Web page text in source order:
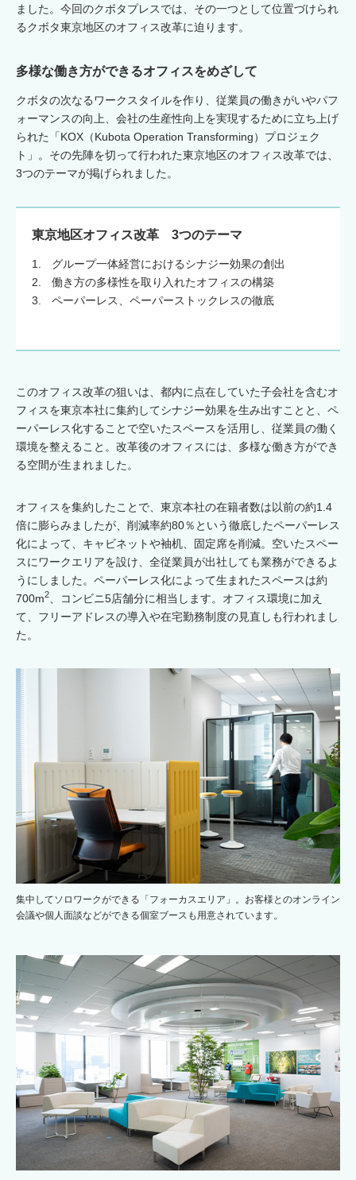
ました。今回のクボタプレスでは、その一つとして位置づけられ
るクボタ東京地区のオフィス改革に迫ります。
多様な働き方ができるオフィスをめざして
クボタの次なるワークスタイルを作り、従業員の働きがいやパフ
ォーマンスの向上、会社の生産性向上を実現するために立ち上げ
られた「KOX（Kubota Operation Transforming）プロジェク
ト」。その先陣を切って行われた東京地区のオフィス改革では、
3つのテーマが掲げられました。
東京地区オフィス改革 3つのテーマ
グループ一体経営におけるシナジー効果の創出
働き方の多様性を取り入れたオフィスの構築
ペーパーレス、ペーパーストックレスの徹底
このオフィス改革の狙いは、都内に点在していた子会社を含むオ
フィスを東京本社に集約してシナジー効果を生み出すことと、ペ
ーパーレス化することで空いたスペースを活用し、従業員の働く
環境を整えること。改革後のオフィスには、多様な働き方ができ
る空間が生まれました。
オフィスを集約したことで、東京本社の在籍者数は以前の約1.4
倍に膨らみましたが、削減率約80％という徹底したペーパーレス
化によって、キャビネットや袖机、固定席を削減。空いたスペー
スにワークエリアを設け、全従業員が出社しても業務ができるよ
うにしました。ペーパーレス化によって生まれたスペースは約
700m2
、コンビニ5店舗分に相当します。オフィス環境に加え
て、フリーアドレスの導入や在宅勤務制度の見直しも行われまし
た。
集中してソロワークができる「フォーカスエリア」。お客様とのオンライン
会議や個人面談などができる個室ブースも用意されています。